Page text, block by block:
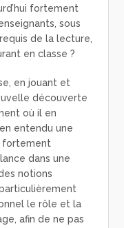
fortement
sous
de la lecture,
en classe ?
en jouant et
découverte
où il en
entendu une
fortement
dans une
notions
le rôle et la
afin de ne pas